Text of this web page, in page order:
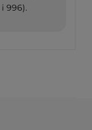
i 996).